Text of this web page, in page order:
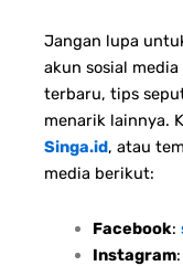
Jangan lupa
akun sosial
terbaru, tips
menarik lainnya.
Singa.id, atau
media berikut:
Facebook:
Instagram: